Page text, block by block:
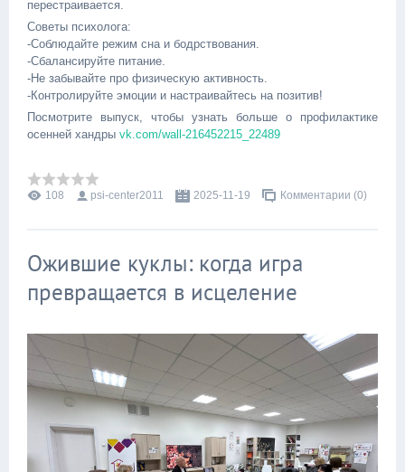
перестраивается.
Советы психолога:
-Соблюдайте режим сна и бодрствования.
-Сбалансируйте питание.
-Не забывайте про физическую активность.
-Контролируйте эмоции и настраивайтесь на позитив!
Посмотрите выпуск, чтобы узнать больше о профилактике
осенней хандры vk.com/wall-216452215_22489
108 psi-center2011 2025-11-19 Комментарии (0)
Ожившие куклы: когда игра
превращается в исцеление